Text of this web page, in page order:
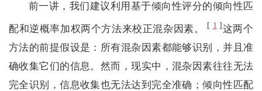
前一讲，我们建议利用基于倾向性评分的倾向性匹
配和逆概率加权两个方法来校正混杂因素。 [ 1 ]这两个
方法的前提假设是：所有混杂因素都能够识别，并且准
确收集它们的信息。然而，现实中，混杂因素往往无法
完全识别，信息收集也无法达到完全准确；倾向性匹配